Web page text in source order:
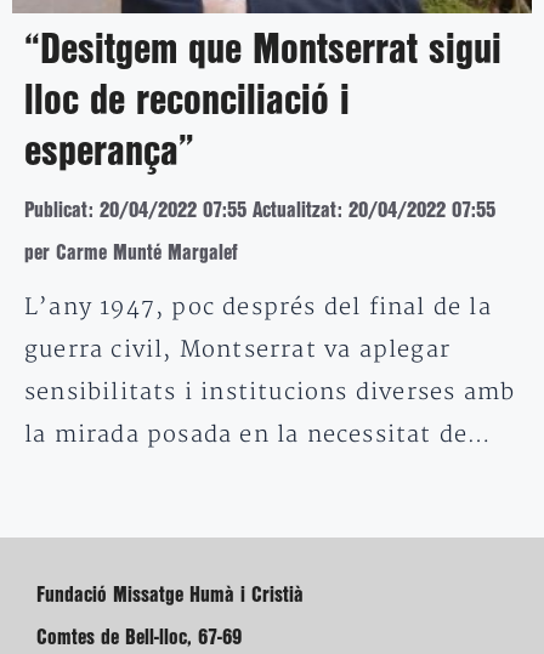
“Desitgem que Montserrat sigui
lloc de reconciliació i
esperança”
Publicat: 20/04/2022 07:55 Actualitzat: 20/04/2022 07:55
per Carme Munté Margalef
L’any 1947, poc després del final de la
guerra civil, Montserrat va aplegar
sensibilitats i institucions diverses amb
la mirada posada en la necessitat de…
Fundació Missatge Humà i Cristià
Comtes de Bell-lloc, 67-69